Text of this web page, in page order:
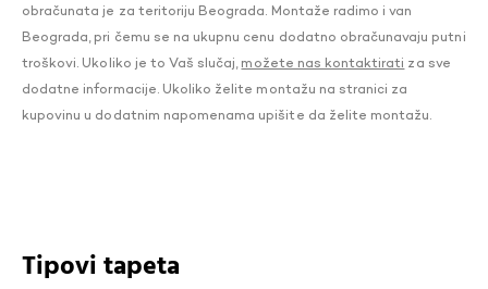
obračunata je za teritoriju Beograda. Montaže radimo i van
Beograda, pri čemu se na ukupnu cenu dodatno obračunavaju putni
troškovi. Ukoliko je to Vaš slučaj, možete nas kontaktirati za sve
dodatne informacije. Ukoliko želite montažu na stranici za
kupovinu u dodatnim napomenama upišite da želite montažu.
Tipovi tapeta